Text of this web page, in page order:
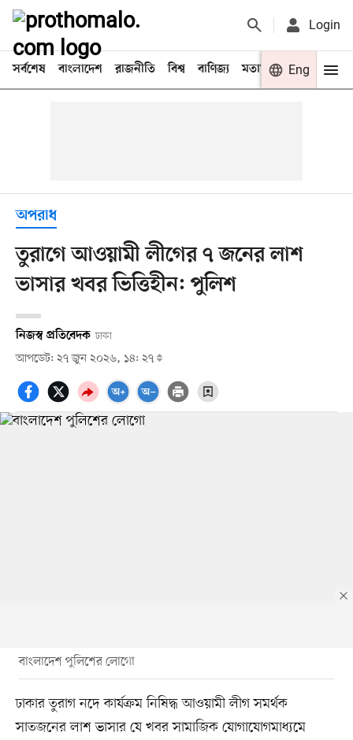
Login
সর্বশেষ বাংলাদেশ রাজনীতি বিশ্ব বাণিজ্য মতামত খেলা
Eng
অপরাধ
তুরাগে আওয়ামী লীগের ৭ জনের লাশ
ভাসার খবর ভিত্তিহীন: পুলিশ
নিজস্ব প্রতিবেদক ঢাকা
আপডেট: ২৭ জুন ২০২৬, ১৪: ২৭
বাংলাদেশ পুলিশের লোগো
ঢাকার তুরাগ নদে কার্যক্রম নিষিদ্ধ আওয়ামী লীগ সমর্থক
সাতজনের লাশ ভাসার যে খবর সামাজিক যোগাযোগমাধ্যমে